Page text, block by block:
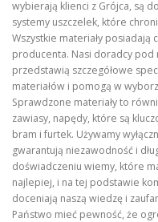
wybierają klienci z Grójca, są
systemy uszczelek, które
Wszystkie materiały posiadają
producenta. Nasi doradcy pod
przedstawią szczegółowe
materiałów i pomogą w
Sprawdzone materiały to
zawiasy, napędy, które są
bram i furtek. Używamy
gwarantują niezawodność i
doświadczeniu wiemy, które
najlepiej, i na tej podstawie
doceniają naszą wiedzę i
Państwo mieć pewność, że